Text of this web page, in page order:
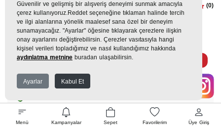
Menü Kampanyalar Sepet Favorilerim Üye Giriş
iPhone 16 Plus 256GB Mavi
iPhone 16 Plus
(0)
75.099TL
8.344 TLx 9 Taksit = 75.099 TL Ekstra İndirim %12 =
WHATSAPP SİPARİŞ
Güvenilir ve gelişmiş bir alışveriş deneyimi sunmak amacıyla
çerez kullanıyoruz.Reddet seçeneğine tıklaman halinde tercih
ve ilgi alanlarına yönelik maalesef sana özel bir deneyim
sunamayacağız. "Ayarlar" öğesine tıklayarak çerezlere ilişkin
onay ayarlarını değiştirebilirsin. Çerezler vasıtasıyla hangi
kişisel verileri topladığımız ve nasıl kullandığımız hakkında
aydınlatma metnine buradan ulaşabilirsin.
Ayarlar Kabul Et